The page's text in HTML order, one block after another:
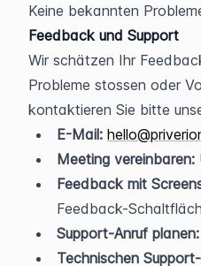
Keine bekannten
Feedback und Support
Wir schätzen Ihr
Probleme stossen oder
kontaktieren Sie bitte
E-Mail:
Meeting vereinbaren:
Feedback mit
Feedback-
Support-Anruf planen:
Technischen